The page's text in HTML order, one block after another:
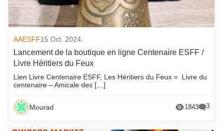
AAESFF15 Oct. 2024
Lancement de la boutique en ligne Centenaire ESFF /
Livre Héritiers du Feux
Lien Livre Centenaire ESFF, Les Héritiers du Feux = Livre du
centenaire – Amicale des […]
Mourad 1843 3